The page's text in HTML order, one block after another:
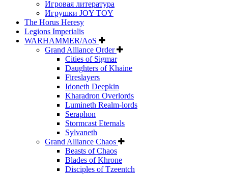
Игровая литература
Игрушки JOY TOY
The Horus Heresy
Legions Imperialis
WARHAMMER/AoS
Grand Alliance Order
Cities of Sigmar
Daughters of Khaine
Fireslayers
Idoneth Deepkin
Kharadron Overlords
Lumineth Realm-lords
Seraphon
Stormcast Eternals
Sylvaneth
Grand Alliance Chaos
Beasts of Chaos
Blades of Khrone
Disciples of Tzeentch